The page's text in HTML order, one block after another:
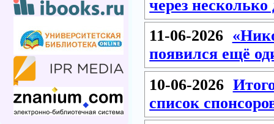
через несколько
11-06-2026
появился ещё
10-06-2026
список